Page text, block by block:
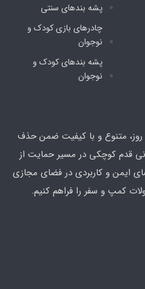
پشه‌ بندهای سنتی
چادرهای بازی کودک و
نوجوان
پشه‌ بندهای کودک و
نوجوان
روز، متنوع و با کیفیت ضمن حذف
قدم کوچکی در مسیر حمایت از
ایمن و کاربردی در فضای مجازی
کمپ و سفر را فراهم کنیم.